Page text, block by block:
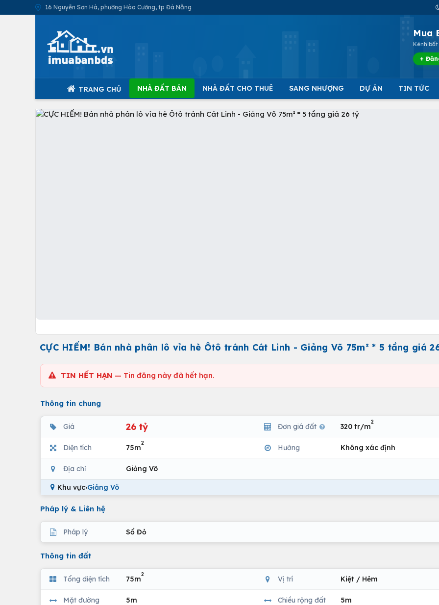
16 Nguyễn Sơn Hà, phường Hòa Cường, tp Đà Nẵng
Mua
Kênh bất
+
TRANG CHỦ NHÀ ĐẤT BÁN NHÀ ĐẤT CHO THUÊ SANG NHƯỢNG DỰ ÁN TIN TỨC
CỰC HIẾM! Bán nhà phân lô vỉa hè Ôtô tránh Cát Linh - Giảng Võ 75m² * 5 tầng giá
TIN HẾT HẠN — Tin đăng này đã hết hạn.
Thông tin chung
Giá 26 tỷ Đơn giá đất 320 tr/m
2
Diện tích 75m
2
Hướng Không xác định
Địa chỉ Giảng Võ
Khu vực›Giảng Võ
Pháp lý & Liên hệ
Pháp lý Sổ Đỏ
Thông tin đất
Tổng diện tích 75m
2
Vị trí Kiệt / Hẻm
Mặt đường 5m Chiều rộng đất 5m